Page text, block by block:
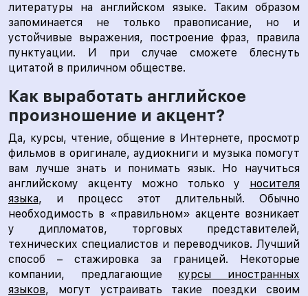
литературы на английском языке. Таким образом
запоминается не только правописание, но и
устойчивые выражения, построение фраз, правила
пунктуации. И при случае сможете блеснуть
цитатой в приличном обществе.
Как выработать английское
произношение и акцент?
Да, курсы, чтение, общение в Интернете, просмотр
фильмов в оригинале, аудиокниги и музыка помогут
вам лучше знать и понимать язык. Но научиться
английскому акценту можно только у носителя
языка, и процесс этот длительный. Обычно
необходимость в «правильном» акценте возникает
у дипломатов, торговых представителей,
технических специалистов и переводчиков. Лучший
способ – стажировка за границей. Некоторые
компании, предлагающие курсы иностранных
языков, могут устраивать такие поездки своим